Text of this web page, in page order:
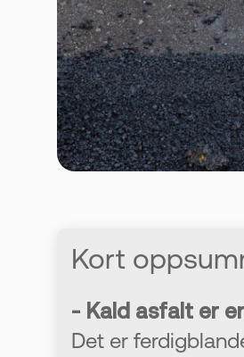
Kort
- Kald asfalt er
Det er